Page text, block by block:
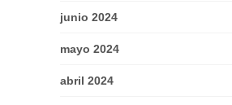
junio 2024
mayo 2024
abril 2024